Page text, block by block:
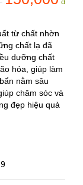
từ chất nhờn
chất lạ đã
dưỡng chất
hóa, giúp làm
nằm sâu
chăm sóc và
đẹp hiệu quả